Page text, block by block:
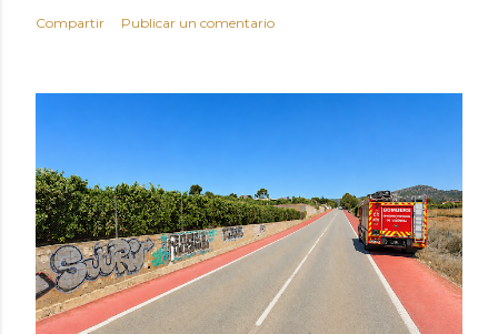
Compartir Publicar un comentario